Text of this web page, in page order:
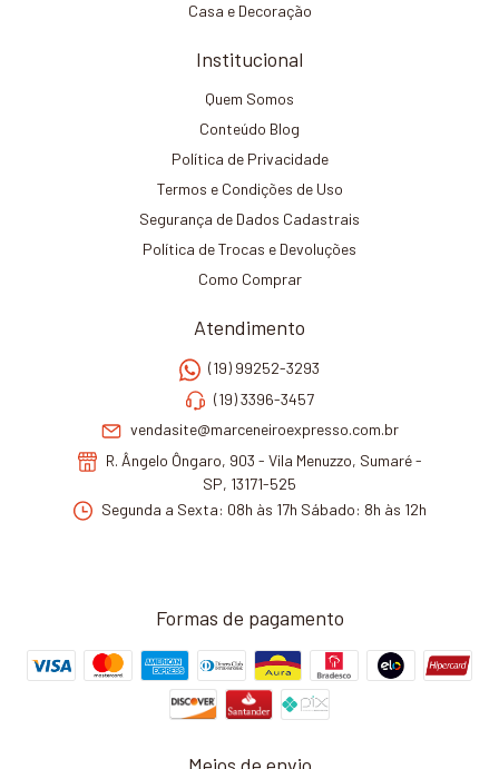
Casa e Decoração
Institucional
Quem Somos
Conteúdo Blog
Política de Privacidade
Termos e Condições de Uso
Segurança de Dados Cadastrais
Política de Trocas e Devoluções
Como Comprar
Atendimento
(19) 99252-3293
(19) 3396-3457
vendasite@marceneiroexpresso.com.br
R. Ângelo Ôngaro, 903 - Vila Menuzzo, Sumaré -
SP, 13171-525
Segunda a Sexta: 08h às 17h Sábado: 8h às 12h
Formas de pagamento